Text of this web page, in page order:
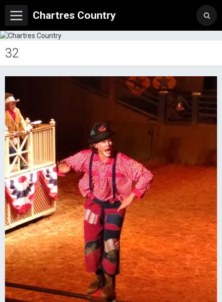
Chartres Country
32